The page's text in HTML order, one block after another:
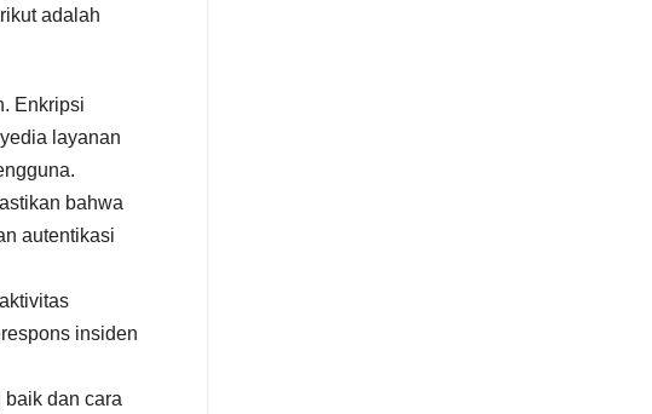
adalah
Enkripsi
layanan
bahwa
autentikasi
insiden
dan cara